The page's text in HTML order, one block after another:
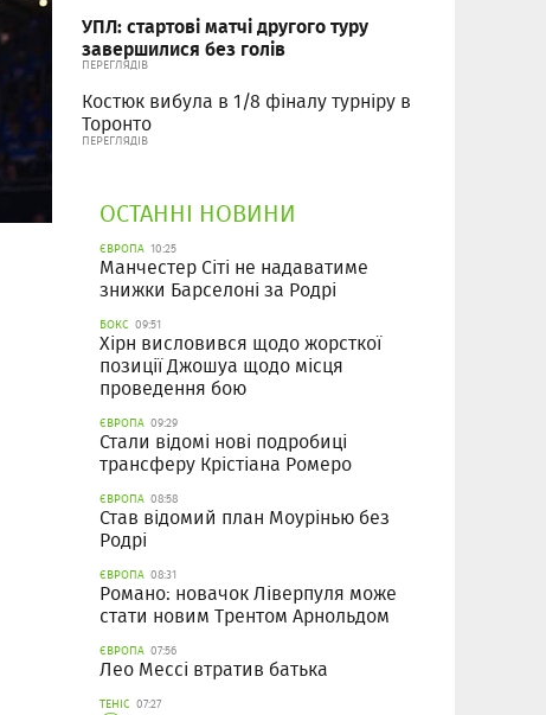
УПЛ: стартові матчі другого туру
завершилися без голів
ПЕРЕГЛЯДІВ
Костюк вибула в 1/8 фіналу турніру в
Торонто
ПЕРЕГЛЯДІВ
ОСТАННІ НОВИНИ
ЄВРОПА 10:25
Манчестер Сіті не надаватиме
знижки Барселоні за Родрі
БОКС 09:51
Хірн висловився щодо жорсткої
позиції Джошуа щодо місця
проведення бою
ЄВРОПА 09:29
Стали відомі нові подробиці
трансферу Крістіана Ромеро
ЄВРОПА 08:58
Став відомий план Моурінью без
Родрі
ЄВРОПА 08:31
Романо: новачок Ліверпуля може
стати новим Трентом Арнольдом
ЄВРОПА 07:56
Лео Мессі втратив батька
ТЕНІС 07:27